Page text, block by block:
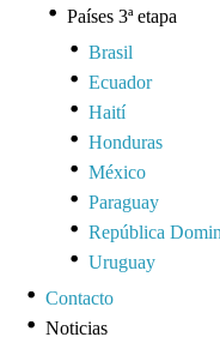
Países 3ª etapa
Brasil
Ecuador
Haití
Honduras
México
Paraguay
República
Uruguay
Contacto
Noticias